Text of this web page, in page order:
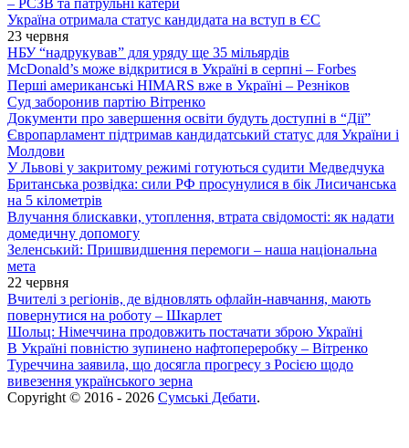
– РСЗВ та патрульні катери
Україна отримала статус кандидата на вступ в ЄС
23 червня
НБУ “надрукував” для уряду ще 35 мільярдів
McDonald’s може відкритися в Україні в серпні – Forbes
Перші американські HIMARS вже в Україні – Резніков
Суд заборонив партію Вітренко
Документи про завершення освіти будуть доступні в “Дії”
Європарламент підтримав кандидатський статус для України і
Молдови
У Львові у закритому режимі готуються судити Медведчука
Британська розвідка: сили РФ просунулися в бік Лисичанська
на 5 кілометрів
Влучання блискавки, утоплення, втрата свідомості: як надати
домедичну допомогу
Зеленський: Пришвидшення перемоги – наша національна
мета
22 червня
Вчителі з регіонів, де відновлять офлайн-навчання, мають
повернутися на роботу – Шкарлет
Шольц: Німеччина продовжить постачати зброю Україні
В Україні повністю зупинено нафтопереробку – Вітренко
Туреччина заявила, що досягла прогресу з Росією щодо
вивезення українського зерна
Copyright © 2016 - 2026 Сумські Дебати.